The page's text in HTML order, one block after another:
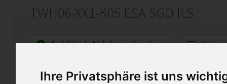
Ihre Privatsphäre ist uns
TWH06-XX1-K05 ESA SGD ILS
Auf StudyAid.de verkaufen
Startseite Technik und Informatik